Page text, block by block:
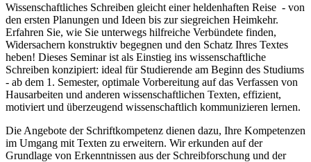
Wissenschaftliches Schreiben gleicht einer heldenhaften Reise - von
den ersten Planungen und Ideen bis zur siegreichen Heimkehr.
Erfahren Sie, wie Sie unterwegs hilfreiche Verbündete finden,
Widersachern konstruktiv begegnen und den Schatz Ihres Textes
heben! Dieses Seminar ist als Einstieg ins wissenschaftliche
Schreiben konzipiert: ideal für Studierende am Beginn des Studiums
- ab dem 1. Semester, optimale Vorbereitung auf das Verfassen von
Hausarbeiten und anderen wissenschaftlichen Texten, effizient,
motiviert und überzeugend wissenschaftlich kommunizieren lernen.
Die Angebote der Schriftkompetenz dienen dazu, Ihre Kompetenzen
im Umgang mit Texten zu erweitern. Wir erkunden auf der
Grundlage von Erkenntnissen aus der Schreibforschung und der